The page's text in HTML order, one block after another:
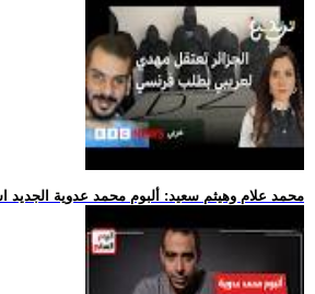
.. محمد علام وهيثم سعيد: ألبوم محمد عدوية الجديد